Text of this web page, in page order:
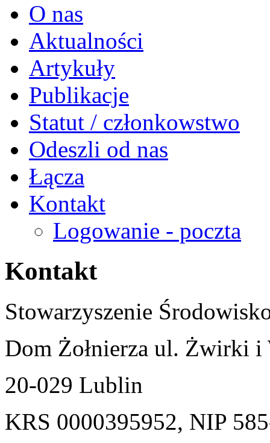
O nas
Aktualności
Artykuły
Publikacje
Statut / członkowstwo
Odeszli od nas
Łącza
Kontakt
Logowanie - poczta
Kontakt
Stowarzyszenie
Dom Żołnierza ul. Żwirki
20-029 Lublin
KRS 0000395952, NIP